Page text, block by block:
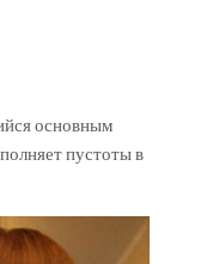
основным
пустоты в